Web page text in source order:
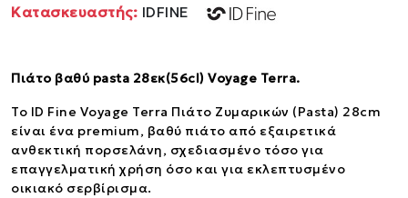
Κατασκευαστής: IDFINE
Πιάτο βαθύ pasta 28εκ(56cl) Voyage Terra.
Το ID Fine Voyage Terra Πιάτο Ζυμαρικών (Pasta) 28cm
είναι ένα premium, βαθύ πιάτο από εξαιρετικά
ανθεκτική πορσελάνη, σχεδιασμένο τόσο για
επαγγελματική χρήση όσο και για εκλεπτυσμένο
οικιακό σερβίρισμα.